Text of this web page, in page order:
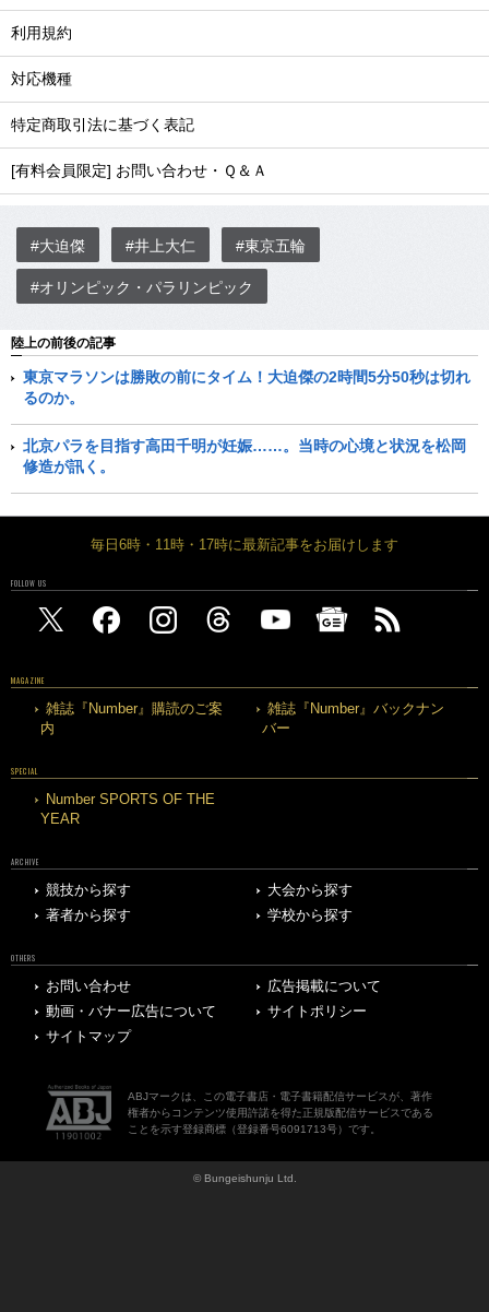
利用規約
対応機種
特定商取引法に基づく表記
[有料会員限定] お問い合わせ・Ｑ＆Ａ
#大迫傑 #井上大仁 #東京五輪
#オリンピック・パラリンピック
陸上の前後の記事
東京マラソンは勝敗の前にタイム！大迫傑の2時間5分50秒は切れ
るのか。
北京パラを目指す高田千明が妊娠……。当時の心境と状況を松岡
修造が訊く。
毎日6時・11時・17時に最新記事をお届けします
FOLLOW US
MAGAZINE
雑誌『Number』購読のご案
内
雑誌『Number』バックナン
バー
SPECIAL
Number SPORTS OF THE
YEAR
ARCHIVE
競技から探す
大会から探す
著者から探す
学校から探す
OTHERS
お問い合わせ
広告掲載について
動画・バナー広告について
サイトポリシー
サイトマップ
ABJマークは、この電子書店・電子書籍配信サービスが、著作
権者からコンテンツ使用許諾を得た正規版配信サービスである
ことを示す登録商標（登録番号6091713号）です。
© Bungeishunju Ltd.